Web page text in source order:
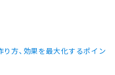
り方、効果を最大化するポイン